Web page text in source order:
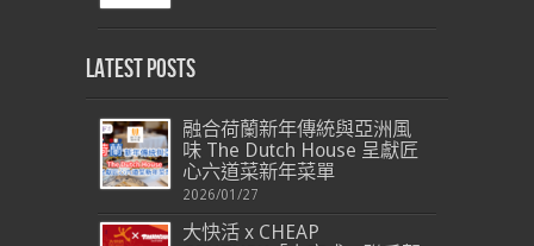
Latest Posts
融合荷蘭新年傳統與亞洲風
味 The Dutch House 呈獻匠
心六道菜新年菜單
2026/01/27
大快活 x CHEAP